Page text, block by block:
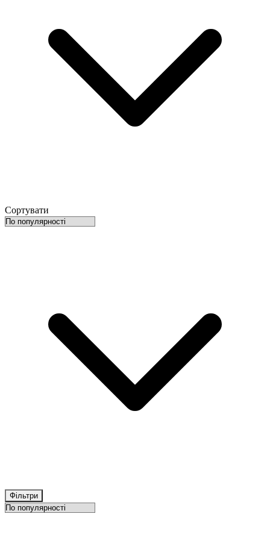
Сортувати
Фільтри